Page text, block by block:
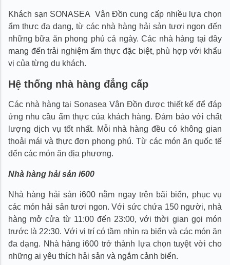
Khách sạn SONASEA Vân Đồn cung cấp nhiều lựa chọn
ẩm thực đa dạng, từ các nhà hàng hải sản tươi ngon đến
những bữa ăn phong phú cả ngày. Các nhà hàng tại đây
mang đến trải nghiệm ẩm thực đặc biệt, phù hợp với khẩu
vị của từng du khách.
Hệ thống nhà hàng đẳng cấp
Các nhà hàng tại Sonasea Vân Đồn được thiết kế để đáp
ứng nhu cầu ẩm thực của khách hàng. Đảm bảo với chất
lượng dịch vụ tốt nhất. Mỗi nhà hàng đều có không gian
thoải mái và thực đơn phong phú. Từ các món ăn quốc tế
đến các món ăn địa phương.
Nhà hàng hải sản i600
Nhà hàng hải sản i600 nằm ngay trên bãi biển, phục vụ
các món hải sản tươi ngon. Với sức chứa 150 người, nhà
hàng mở cửa từ 11:00 đến 23:00, với thời gian gọi món
trước là 22:30. Với vị trí có tầm nhìn ra biển và các món ăn
đa dạng. Nhà hàng i600 trở thành lựa chọn tuyệt vời cho
những ai yêu thích hải sản và ngắm cảnh biển.